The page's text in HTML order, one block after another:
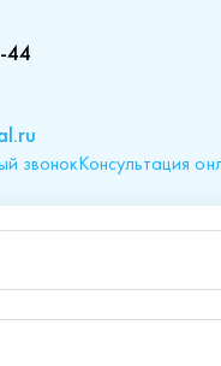
44
звонокКонсультация
вы подтверждаете
персональных